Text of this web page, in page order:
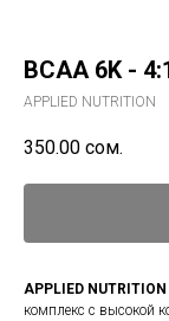
BCAA 6K -
APPLIED NUTRITION
350.00 сом.
APPLIED
комплекс с высокой